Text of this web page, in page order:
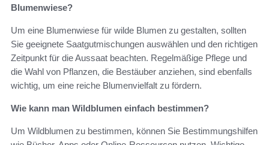
Blumenwiese?
Um eine Blumenwiese für wilde Blumen zu gestalten, sollten
Sie geeignete Saatgutmischungen auswählen und den richtigen
Zeitpunkt für die Aussaat beachten. Regelmäßige Pflege und
die Wahl von Pflanzen, die Bestäuber anziehen, sind ebenfalls
wichtig, um eine reiche Blumenvielfalt zu fördern.
Wie kann man Wildblumen einfach bestimmen?
Um Wildblumen zu bestimmen, können Sie Bestimmungshilfen